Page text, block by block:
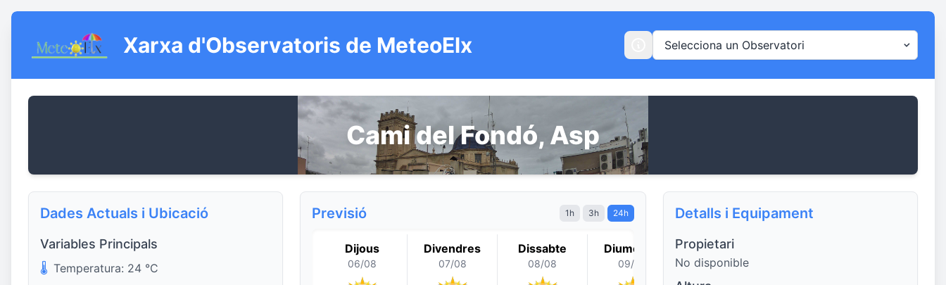
Xarxa d'Observatoris de MeteoElx
Cami del Fondó, Asp
Dades Actuals i Ubicació
Variables Principals
🌡️ Temperatura: 24 °C
Previsió 1h 3h 24h
Dijous
06/08
Divendres
07/08
Dissabte
08/08
Diumenge
09/08
Dilluns
10/08
Detalls i Equipament
Propietari
No disponible